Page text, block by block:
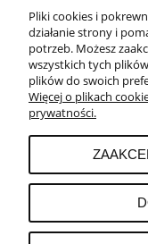
Pliki cookies i
działanie strony i
potrzeb. Możesz
wszystkich tych
plików do swoich
Więcej o plikach
prywatności.